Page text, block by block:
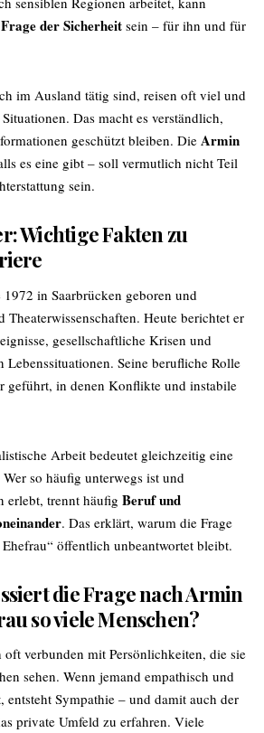
Frage der Sicherheit sein – für ihn und für
im Ausland tätig sind, reisen oft viel und
Das macht es verständlich,
geschützt bleiben. Die Armin
es eine gibt – soll vermutlich nicht Teil
sein.
Wichtige Fakten zu
1972 in Saarbrücken geboren und
Theaterwissenschaften. Heute berichtet er
gesellschaftliche Krisen und
Lebenssituationen. Seine berufliche Rolle
geführt, in denen Konflikte und instabile
Arbeit bedeutet gleichzeitig eine
so häufig unterwegs ist und
erlebt, trennt häufig Beruf und
. Das erklärt, warum die Frage
öffentlich unbeantwortet bleibt.
die Frage nach Armin
so viele Menschen?
verbunden mit Persönlichkeiten, die sie
sehen. Wenn jemand empathisch und
entsteht Sympathie – und damit auch der
private Umfeld zu erfahren. Viele